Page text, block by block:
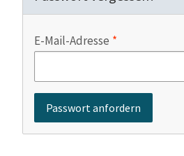
E-Mail-Adresse